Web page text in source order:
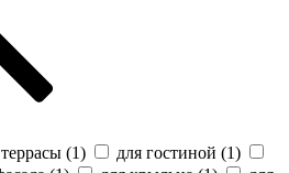
(1) для гостиной (1)